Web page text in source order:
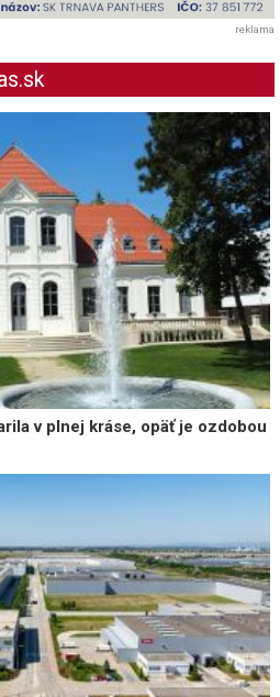
reklama
v plnej kráse, opäť je ozdobou